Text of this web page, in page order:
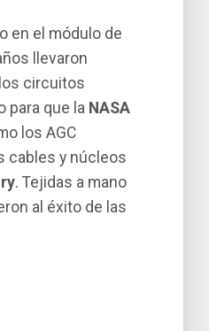
en el módulo de
llevaron
circuitos
para que la NASA
los AGC
cables y núcleos
. Tejidas a mano
al éxito de las